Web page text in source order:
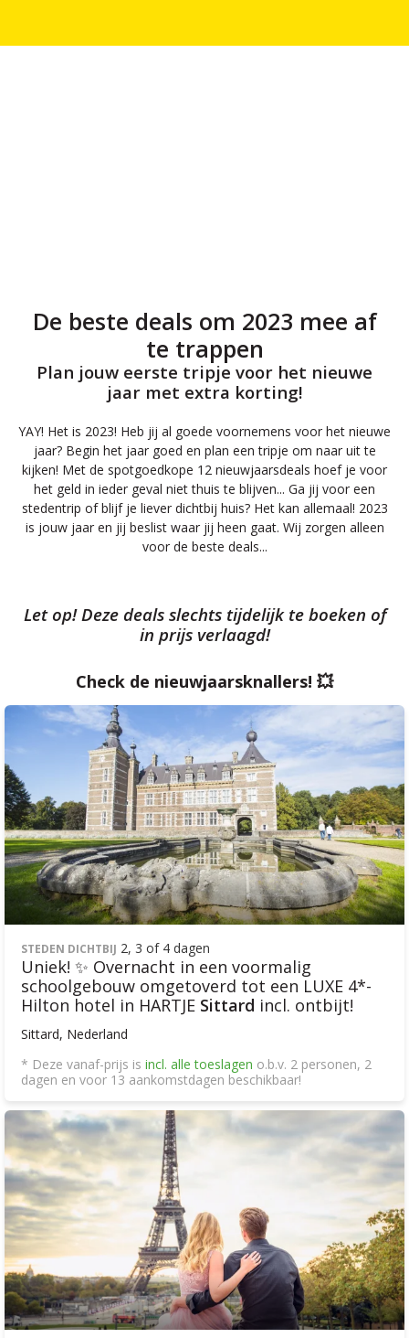
De beste deals om 2023 mee af
te trappen
Plan jouw eerste tripje voor het nieuwe
jaar met extra korting!
YAY! Het is 2023! Heb jij al goede voornemens voor het nieuwe
jaar? Begin het jaar goed en plan een tripje om naar uit te
kijken! Met de spotgoedkope 12 nieuwjaarsdeals hoef je voor
het geld in ieder geval niet thuis te blijven... Ga jij voor een
stedentrip of blijf je liever dichtbij huis? Het kan allemaal! 2023
is jouw jaar en jij beslist waar jij heen gaat. Wij zorgen alleen
voor de beste deals...
Let op! Deze deals slechts tijdelijk te boeken of
in prijs verlaagd!
Check de nieuwjaarsknallers! 💥
STEDEN DICHTBIJ 2, 3 of 4 dagen
Uniek! ✨ Overnacht in een voormalig
schoolgebouw omgetoverd tot een LUXE 4*-
Hilton hotel in HARTJE Sittard incl. ontbijt!
Sittard, Nederland
* Deze vanaf-prijs is incl. alle toeslagen o.b.v. 2 personen, 2
dagen en voor 13 aankomstdagen beschikbaar!